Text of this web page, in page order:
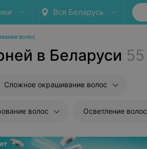
Вся Беларусь
волос
в Беларуси 55
Сложное окрашивание волос
волос Осветление волос